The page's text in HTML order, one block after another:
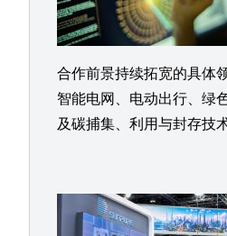
合作前景持续拓宽的具体
智能电网、电动出行、绿
及碳捕集、利用与封存技术